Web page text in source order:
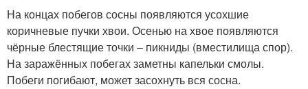
На концах побегов сосны появляются усохшие
коричневые пучки хвои. Осенью на хвое появляются
чёрные блестящие точки – пикниды (вместилища спор).
На заражённых побегах заметны капельки смолы.
Побеги погибают, может засохнуть вся сосна.